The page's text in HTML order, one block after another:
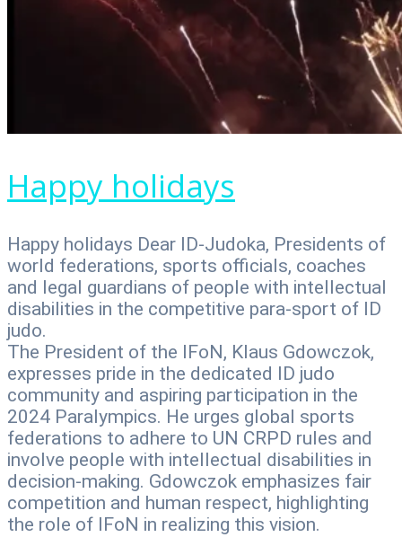
Happy holidays
Happy holidays Dear ID-Judoka, Presidents of
world federations, sports officials, coaches
and legal guardians of people with intellectual
disabilities in the competitive para-sport of ID
judo.
The President of the IFoN, Klaus Gdowczok,
expresses pride in the dedicated ID judo
community and aspiring participation in the
2024 Paralympics. He urges global sports
federations to adhere to UN CRPD rules and
involve people with intellectual disabilities in
decision-making. Gdowczok emphasizes fair
competition and human respect, highlighting
the role of IFoN in realizing this vision.